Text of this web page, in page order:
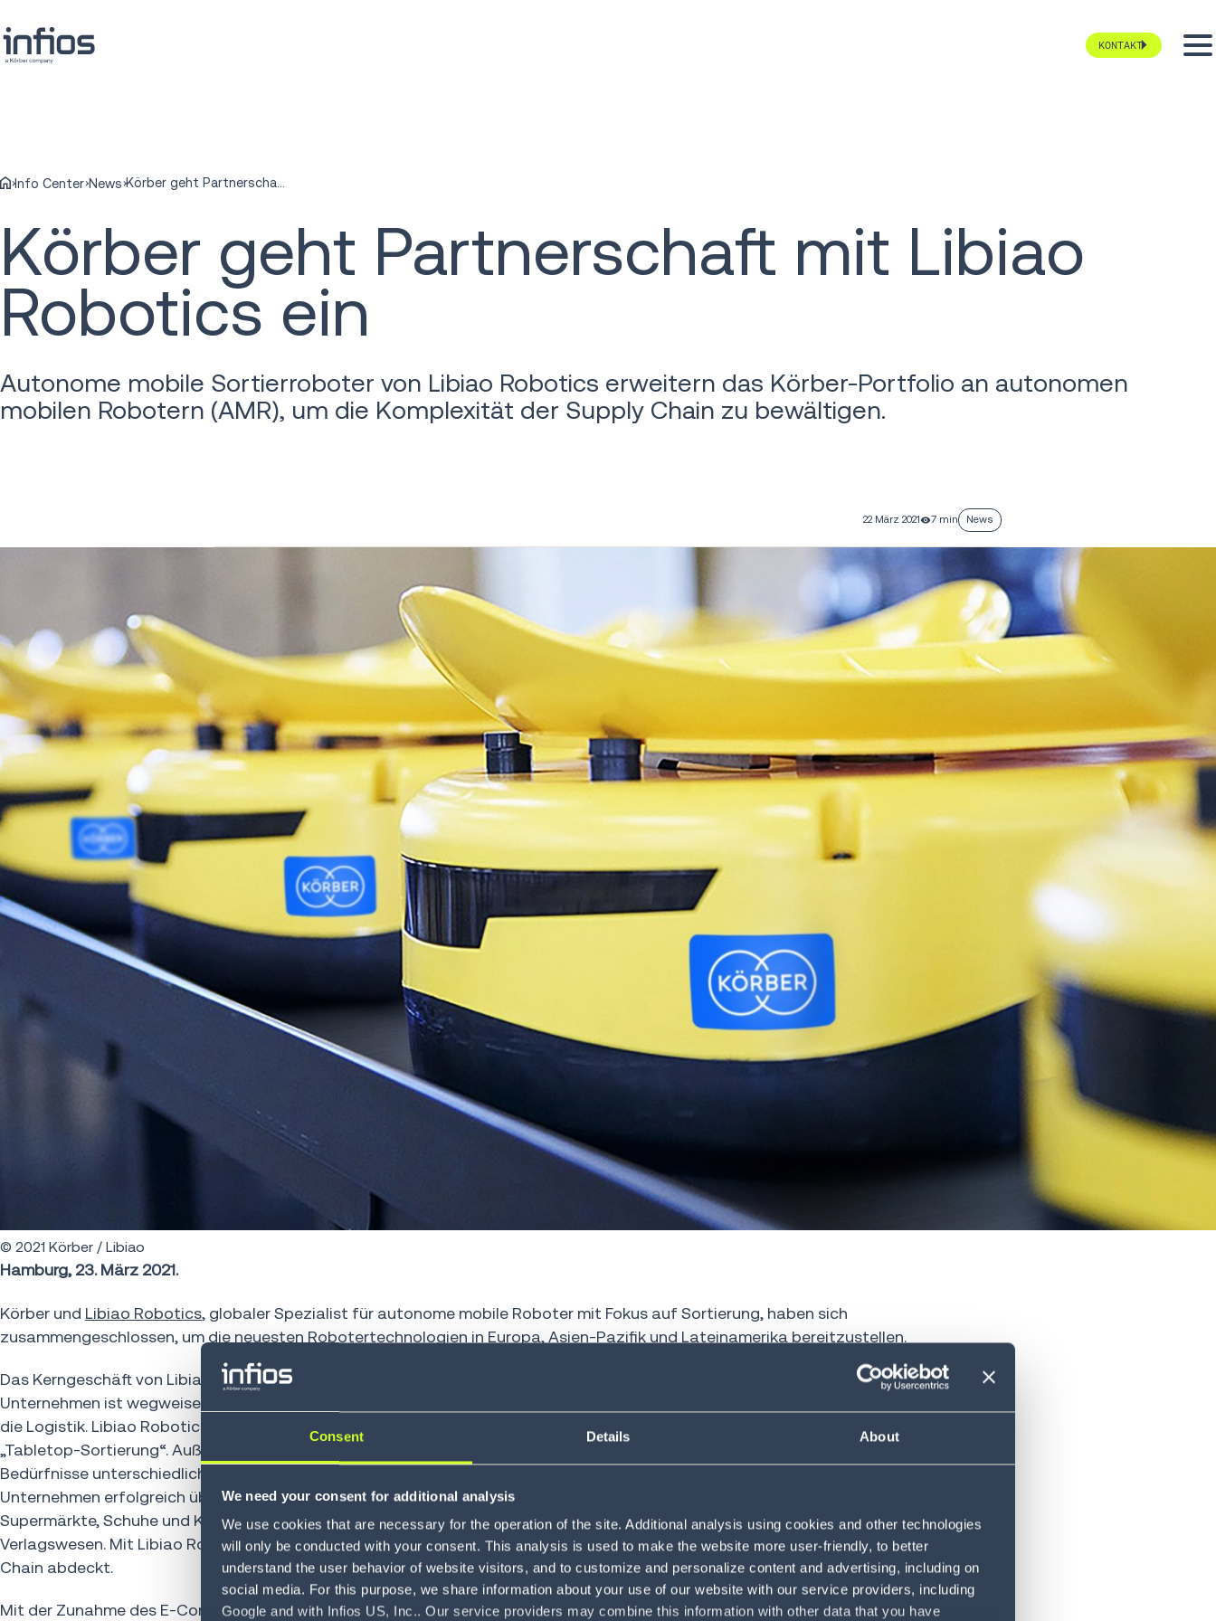
Consent Details About
We need your consent for additional analysis
We use cookies that are necessary for the operation of the site. Additional analysis using cookies and other technologies
will only be conducted with your consent. This analysis is used to make the website more user-friendly, to better
understand the user behavior of website visitors, and to customize and personalize content and advertising, including on
social media. For this purpose, we share information about your use of our website with our service providers, including
Google and with Infios US, Inc.. Our service providers may combine this information with other data that you have
KONTAKT
Info Center News Körber geht Partnerschaft mit Libiao Robotics ein
Körber geht Partnerschaft mit Libiao
Robotics ein
Autonome mobile Sortierroboter von Libiao Robotics erweitern das Körber-Portfolio an autonomen
mobilen Robotern (AMR), um die Komplexität der Supply Chain zu bewältigen.
22 März 2021 7 min News
© 2021 Körber / Libiao
Hamburg, 23. März 2021.
Körber und Libiao Robotics, globaler Spezialist für autonome mobile Roboter mit Fokus auf Sortierung, haben sich
zusammengeschlossen, um die neuesten Robotertechnologien in Europa, Asien-Pazifik und Lateinamerika bereitzustellen.
Das Kerngeschäft von Libiao Robotics fokussiert sich auf die Paketsortierung nach der Auftragskommissionierung. Das
Unternehmen ist wegweisend für die Forschung und Innovation im Bereich künstliche Intelligenz und Automatisierung für
die Logistik. Libiao Robotics hat erfolgreich eine Reihe von Sortierrobotern entwickelt, insbesondere für die sogenannte
„Tabletop-Sortierung“. Außerdem haben sie eine Vielfalt an intelligenten Sortierlösungen entworfen, um die einzigartigen
Bedürfnisse unterschiedlicher Industrien und Unternehmen weltweit zu erfüllen. In den letzten fünf Jahren hat das
Unternehmen erfolgreich über 15.000 Sortierroboter weltweit eingesetzt, die eine Vielzahl von Industrien abdecken: Post,
Supermärkte, Schuhe und Kleidung, Medizin, Gastronomie, Kühllager, Schmuck, Bildung, Herstellung, Bücher und
Verlagswesen. Mit Libiao Robotics erweitert Körber seine einzigartige Lösungstiefe und -breite, die die gesamte Supply
Chain abdeckt.
Mit der Zunahme des E-Commerce und des Auftragsvolumens im Allgemeinen werden Warenlager vor die Herausforderung